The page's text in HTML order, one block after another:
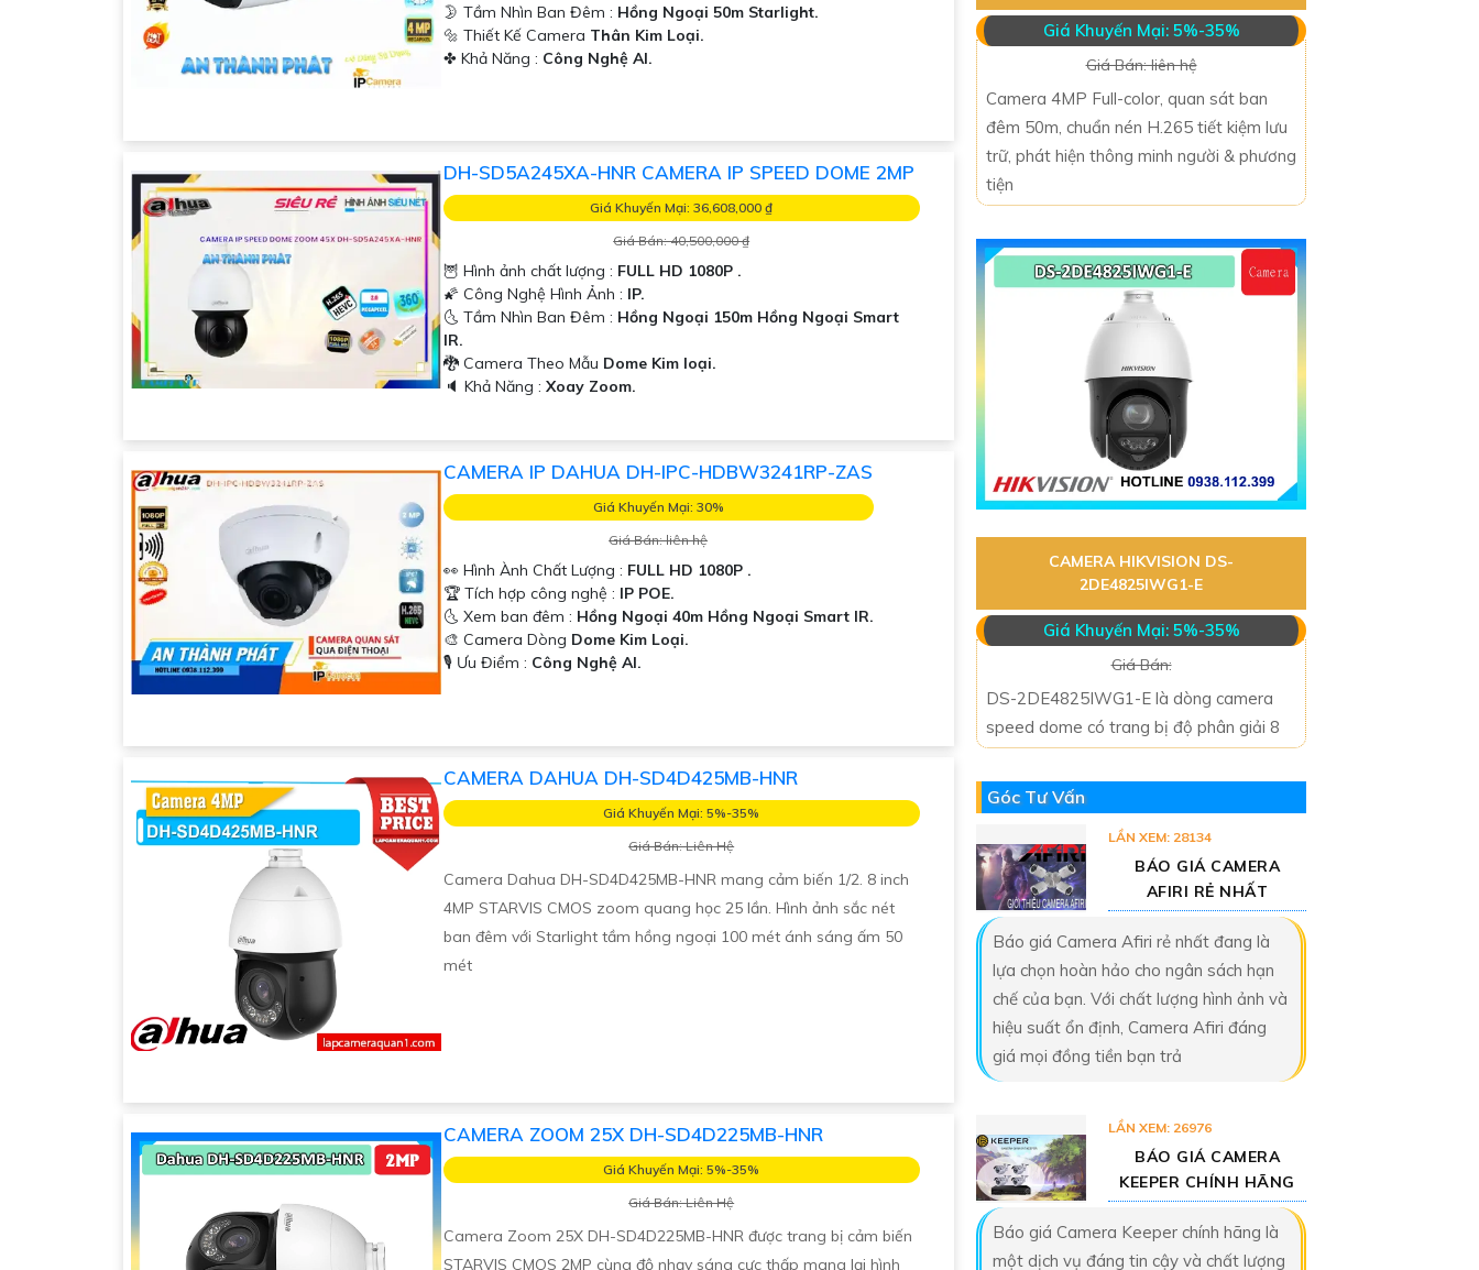
🌛 Tầm Nhìn Ban Đêm : Hồng Ngoại 50m Starlight.
🔩 Thiết Kế Camera Thân Kim Loại.
️✤ Khả Năng : Công Nghệ AI.
DH-SD5A245XA-HNR CAMERA IP SPEED DOME 2MP
Giá Khuyến Mại: 36,608,000 ₫
Giá Bán: 40,500,000 ₫
🦉 Hình ảnh chất lượng : FULL HD 1080P .
🌠 Công Nghệ Hình Ảnh : IP.
🌜 Tầm Nhìn Ban Đêm : Hồng Ngoại 150m Hồng Ngoại Smart
IR.
🐉️ Camera Theo Mẫu Dome Kim loại.
️🔈 Khả Năng : Xoay Zoom.
CAMERA IP DAHUA DH-IPC-HDBW3241RP-ZAS
Giá Khuyến Mại: 30%
Giá Bán: liên hệ
️
👀 Hình Ành Chất Lượng : FULL HD 1080P .
🏆 Tích hợp công nghệ : IP POE.
🌜 Xem ban đêm : Hồng Ngoại 40m Hồng Ngoại Smart IR.
🎨 Camera Dòng Dome Kim Loại.
️🎙 Ưu Điểm : Công Nghệ AI.
CAMERA DAHUA DH-SD4D425MB-HNR
Giá Khuyến Mại: 5%-35%
Giá Bán: Liên Hệ
Camera Dahua DH-SD4D425MB-HNR mang cảm biến 1/2. 8 inch
4MP STARVIS CMOS zoom quang học 25 lần. Hình ảnh sắc nét
ban đêm với Starlight tầm hồng ngoại 100 mét ánh sáng ấm 50
mét
CAMERA ZOOM 25X DH-SD4D225MB-HNR
Giá Khuyến Mại: 5%-35%
Giá Bán: Liên Hệ
Camera Zoom 25X DH-SD4D225MB-HNR được trang bị cảm biến
STARVIS CMOS 2MP cùng độ nhạy sáng cực thấp mang lại hình
Giá Khuyến Mại: 5%-35%
Giá Bán: liên hệ
Camera 4MP Full-color, quan sát ban
đêm 50m, chuẩn nén H.265 tiết kiệm lưu
trữ, phát hiện thông minh người & phương
tiện
CAMERA HIKVISION DS-
2DE4825IWG1-E
Giá Khuyến Mại: 5%-35%
Giá Bán:
DS-2DE4825IWG1-E là dòng camera
speed dome có trang bị độ phân giải 8
Góc Tư Vấn
LẦN XEM: 28134
BÁO GIÁ CAMERA
AFIRI RẺ NHẤT
Báo giá Camera Afiri rẻ nhất đang là
lựa chọn hoàn hảo cho ngân sách hạn
chế của bạn. Với chất lượng hình ảnh và
hiệu suất ổn định, Camera Afiri đáng
giá mọi đồng tiền bạn trả
LẦN XEM: 26976
BÁO GIÁ CAMERA
KEEPER CHÍNH HÃNG
Báo giá Camera Keeper chính hãng là
một dịch vụ đáng tin cậy và chất lượng